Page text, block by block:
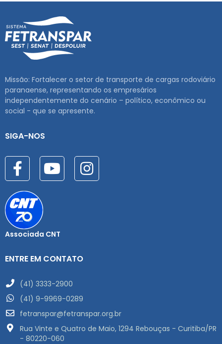
Missão: Fortalecer o setor de transporte de cargas rodoviário
paranaense, representando os empresários
independentemente do cenário – político, econômico ou
social - que se apresente.
SIGA-NOS
Associada CNT
ENTRE EM CONTATO
(41) 3333-2900
(41) 9-9969-0289
fetranspar@fetranspar.org.br
Rua Vinte e Quatro de Maio, 1294 Rebouças - Curitiba/PR
- 80220-060